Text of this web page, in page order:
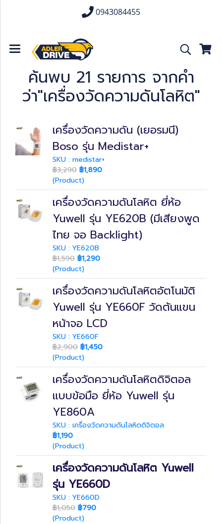
0943084455
ค้นพบ 21 รายการ จากคำ
ว่า"เครื่องวัดความดันโลหิต"
เครื่องวัดความดัน (เยอรมนี)
Boso รุ่น Medistar+
SKU : medistar+
฿3,290 ฿1,890
(Product)
เครื่องวัดความดันโลหิต ยี่ห้อ
Yuwell รุ่น YE620B (มีเสียงพูด
ไทย จอ Backlight)
SKU : YE620B
฿1,590 ฿1,290
(Product)
เครื่องวัดความดันโลหิตอัตโนมัติ
Yuwell รุ่น YE660F วัดต้นแขน
หน้าจอ LCD
SKU : YE660F
฿2,900 ฿1,450
(Product)
เครื่องวัดความดันโลหิตดิจิตอล
แบบข้อมือ ยี่ห้อ Yuwell รุ่น
YE860A
SKU : เครื่องวัดความดันโลหิตดิจิตอล
฿1,190
(Product)
เครื่องวัดความดันโลหิต Yuwell
รุ่น YE660D
SKU : YE660D
฿1,050 ฿790
(Product)